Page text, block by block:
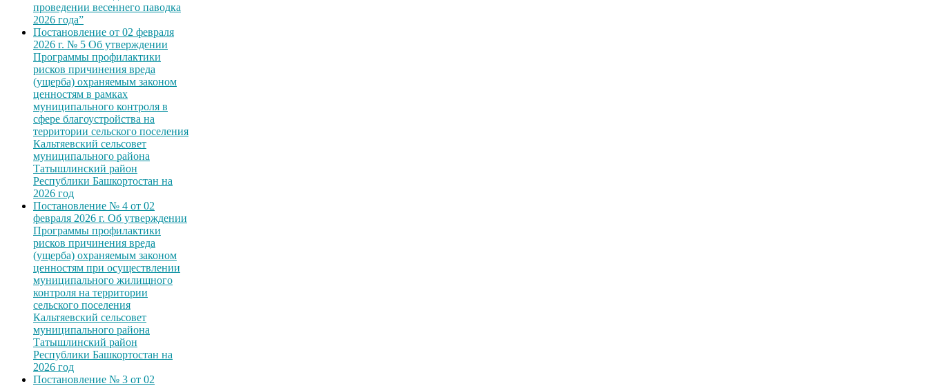
проведении весеннего паводка
2026 года”
Постановление от 02 февраля
2026 г. № 5 Об утверждении
Программы профилактики
рисков причинения вреда
(ущерба) охраняемым законом
ценностям в рамках
муниципального контроля в
сфере благоустройства на
территории сельского поселения
Кальтяевский сельсовет
муниципального района
Татышлинский район
Республики Башкортостан на
2026 год
Постановление № 4 от 02
февраля 2026 г. Об утверждении
Программы профилактики
рисков причинения вреда
(ущерба) охраняемым законом
ценностям при осуществлении
муниципального жилищного
контроля на территории
сельского поселения
Кальтяевский сельсовет
муниципального района
Татышлинский район
Республики Башкортостан на
2026 год
Постановление № 3 от 02